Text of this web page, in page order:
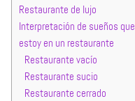
Restaurante de lujo
Interpretación de sueños que
estoy en un restaurante
Restaurante vacío
Restaurante sucio
Restaurante cerrado